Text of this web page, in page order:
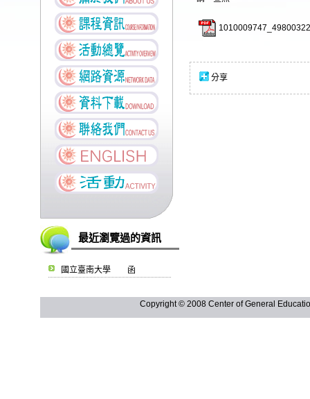
最近瀏覽過的資訊
國立臺南大學 函
分享
Copyright © 2008 Center of General